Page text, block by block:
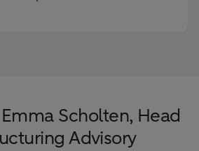
Scholten, Head
Advisory